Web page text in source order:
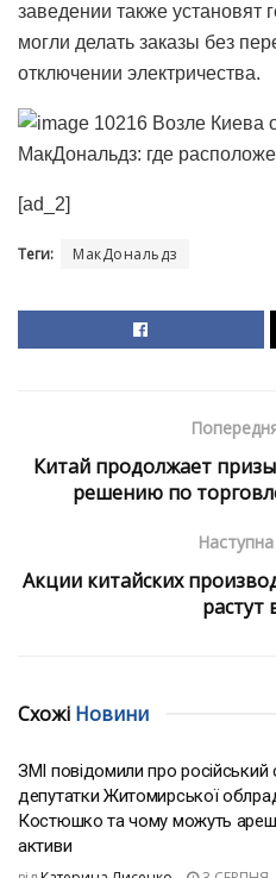
заведении также установят
могли делать заказы без
отключении электричества.
[ad_2]
Теги: МакДональдз
Китай продолжает
решению по
Акции китайских
растут
Схожі Новини
ЗМІ повідомили про російський
депутатки Житомирської
Костюшко та чому можуть
активи